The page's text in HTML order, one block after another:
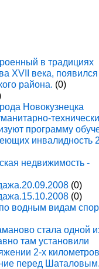
в традициях
XVII века,
района. (0)
Новокузнецка
программу
инвалидность
недвижимость -
(0)
(0)
водным видам
стала одной
там установили
2-х
перед